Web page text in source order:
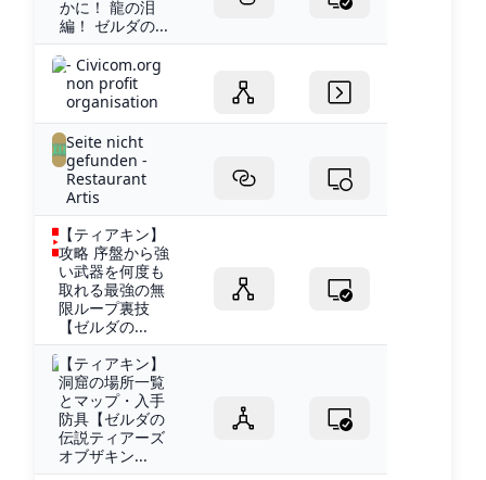
かに！ 龍の泪
編！ ゼルダの...
- Civicom.org
non profit
organisation
Seite nicht
gefunden -
Restaurant
Artis
【ティアキン】
攻略 序盤から強
い武器を何度も
取れる最強の無
限ループ裏技
【ゼルダの...
【ティアキン】
洞窟の場所一覧
とマップ・入手
防具【ゼルダの
伝説ティアーズ
オブザキン...